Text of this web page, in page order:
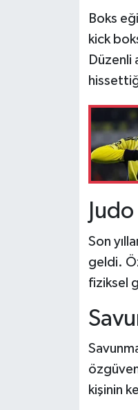
Boks
kick
Düzenli
Son
geldi.
fiziksel
kişinin